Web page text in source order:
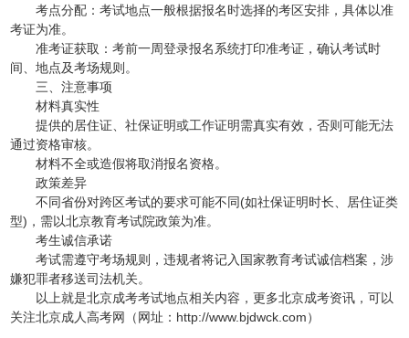
考点分配：考试地点一般根据报名时选择的考区安排，具体以准
考证为准。
准考证获取：考前一周登录报名系统打印准考证，确认考试时
间、地点及考场规则。
三、注意事项
材料真实性
提供的居住证、社保证明或工作证明需真实有效，否则可能无法
通过资格审核。
材料不全或造假将取消报名资格。
政策差异
不同省份对跨区考试的要求可能不同(如社保证明时长、居住证类
型)，需以北京教育考试院政策为准。
考生诚信承诺
考试需遵守考场规则，违规者将记入国家教育考试诚信档案，涉
嫌犯罪者移送司法机关。
以上就是北京成考考试地点相关内容，更多北京成考资讯，可以
关注北京成人高考网（网址：http://www.bjdwck.com）